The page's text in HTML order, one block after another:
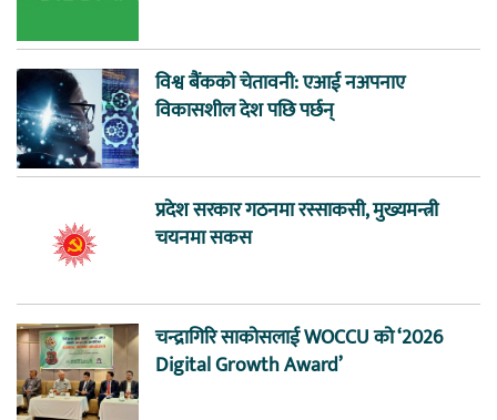
विश्व बैंकको चेतावनी: एआई नअपनाए
विकासशील देश पछि पर्छन्
प्रदेश सरकार गठनमा रस्साकसी, मुख्यमन्त्री
चयनमा सकस
चन्द्रागिरि साकोसलाई WOCCU को ‘2026
Digital Growth Award’